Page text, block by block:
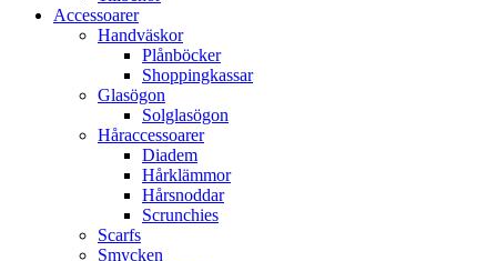
Accessoarer
Handväskor
Plånböcker
Shoppingkassar
Glasögon
Solglasögon
Håraccessoarer
Diadem
Hårklämmor
Hårsnoddar
Scrunchies
Scarfs
Smycken